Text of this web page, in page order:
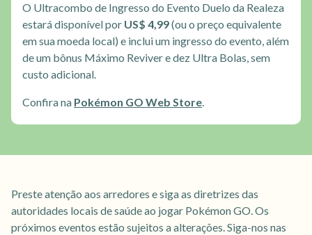
O Ultracombo de Ingresso do Evento Duelo da Realeza
estará disponível por US$ 4,99(ou o preço equivalente
em sua moeda local) e inclui um ingresso do evento, além
de um bônus Máximo Reviver e dez Ultra Bolas, sem
custo adicional.
Confira na Pokémon GO Web Store.
Preste atenção aos arredores e siga as diretrizes das
autoridades locais de saúde ao jogar Pokémon GO. Os
próximos eventos estão sujeitos a alterações. Siga-nos nas